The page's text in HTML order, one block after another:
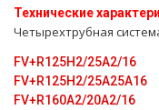
Технические
Четырехтpубная
FV+R125H2/25A2/16
FV+R125H2/25A25А16
FV+R160A2/20A2/16